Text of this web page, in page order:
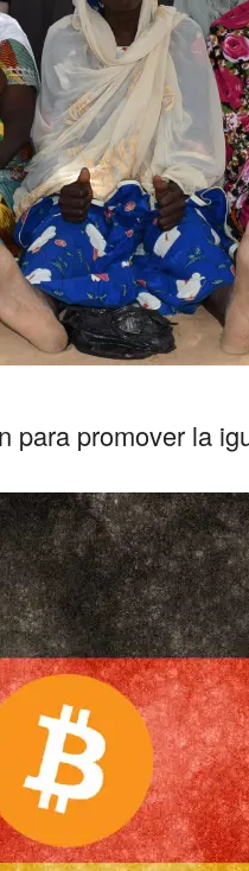
para promover la